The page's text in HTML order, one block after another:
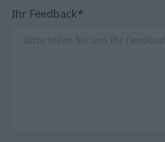
Ihr Feedback*